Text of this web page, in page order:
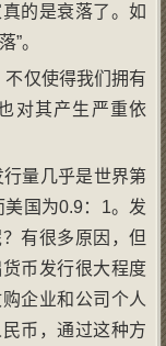
的是衰落了。如
”。
不仅使得我们拥有
对其产生严重依
量几乎是世界第
国为0.9：1。发
有很多原因，但
币发行很大程度
企业和公司个人
币，通过这种方